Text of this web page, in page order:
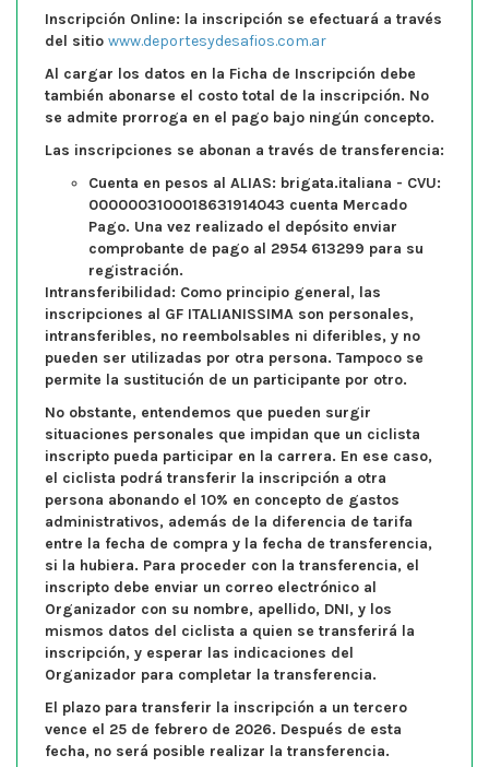
Inscripción Online: la inscripción se efectuará a través
del sitio www.deportesydesafios.com.ar
Al cargar los datos en la Ficha de Inscripción debe
también abonarse el costo total de la inscripción. No
se admite prorroga en el pago bajo ningún concepto.
Las inscripciones se abonan a través de transferencia:
Cuenta en pesos al ALIAS: brigata.italiana - CVU:
0000003100018631914043 cuenta Mercado
Pago. Una vez realizado el depósito enviar
comprobante de pago al 2954 613299 para su
registración.
Intransferibilidad: Como principio general, las
inscripciones al GF ITALIANISSIMA son personales,
intransferibles, no reembolsables ni diferibles, y no
pueden ser utilizadas por otra persona. Tampoco se
permite la sustitución de un participante por otro.
No obstante, entendemos que pueden surgir
situaciones personales que impidan que un ciclista
inscripto pueda participar en la carrera. En ese caso,
el ciclista podrá transferir la inscripción a otra
persona abonando el 10% en concepto de gastos
administrativos, además de la diferencia de tarifa
entre la fecha de compra y la fecha de transferencia,
si la hubiera. Para proceder con la transferencia, el
inscripto debe enviar un correo electrónico al
Organizador con su nombre, apellido, DNI, y los
mismos datos del ciclista a quien se transferirá la
inscripción, y esperar las indicaciones del
Organizador para completar la transferencia.
El plazo para transferir la inscripción a un tercero
vence el 25 de febrero de 2026. Después de esta
fecha, no será posible realizar la transferencia.